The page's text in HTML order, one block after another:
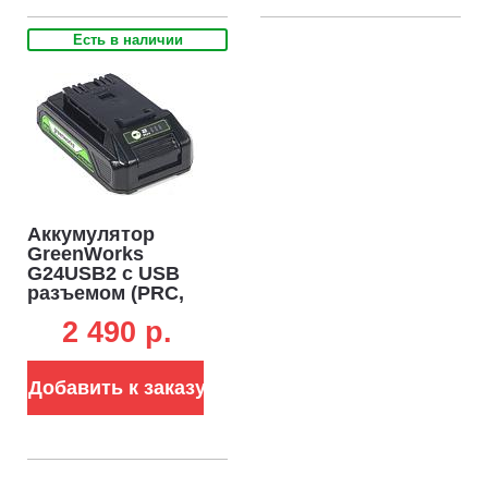
Есть в наличии
Аккумулятор
GreenWorks
G24USB2 с USB
разъемом (PRC,
2 490 p.
Добавить к заказу